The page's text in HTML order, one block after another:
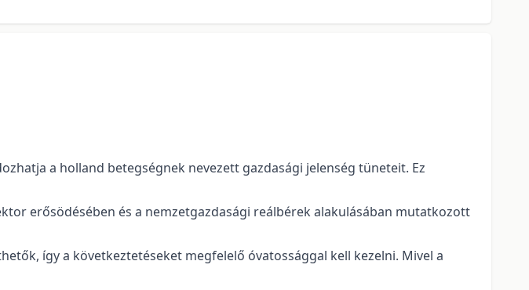
a holland betegségnek nevezett gazdasági jelenség tüneteit. Ez
erősödésében és a nemzetgazdasági reálbérek alakulásában mutatkozott
így a következtetéseket megfelelő óvatossággal kell kezelni. Mivel a